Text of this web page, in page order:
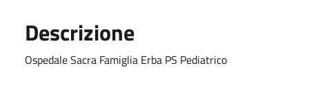
Descrizione
Ospedale Sacra Famiglia Erba PS Pediatrico